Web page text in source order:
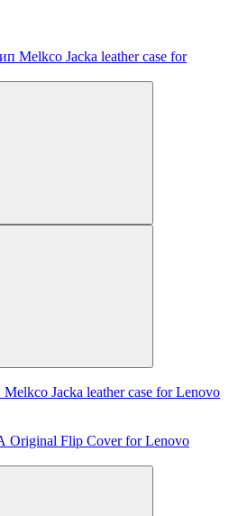
Jacka leather case for Lenovo